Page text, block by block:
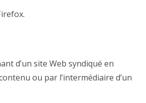
d’un site Web syndiqué en
ou par l’intermédiaire d’un